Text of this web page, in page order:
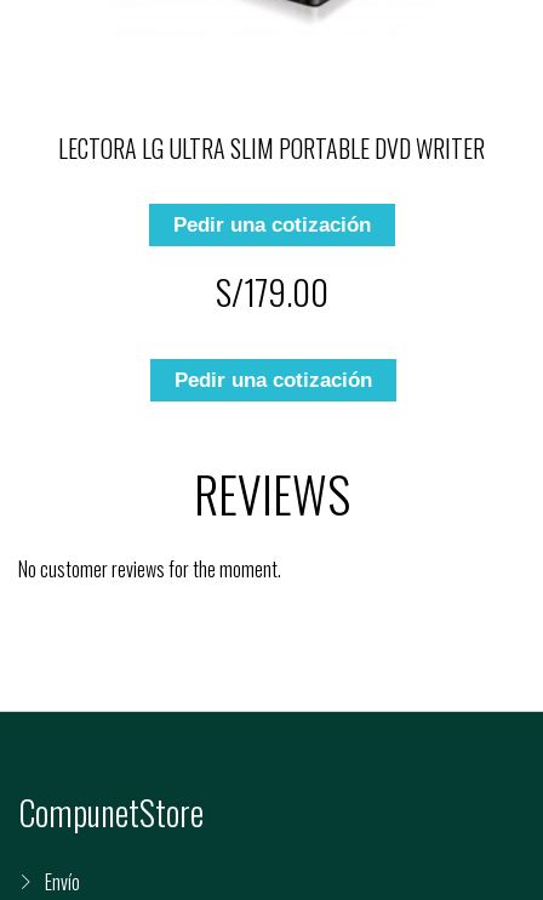
LECTORA LG ULTRA SLIM PORTABLE DVD WRITER
Pedir una cotización
S/179.00
Pedir una cotización
REVIEWS
No customer reviews for the moment.
CompunetStore
Envío